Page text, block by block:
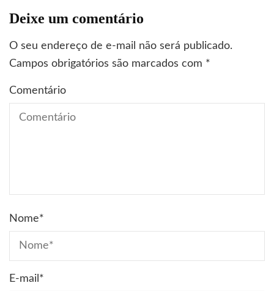
Deixe um comentário
O seu endereço de e-mail não será publicado.
Campos obrigatórios são marcados com *
Comentário
Nome*
E-mail *